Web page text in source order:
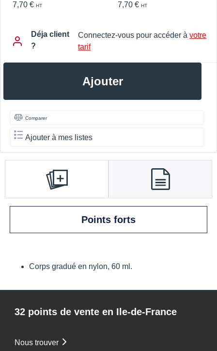
7,70 € HT 7,70 € HT
Déja client
?
Connectez-vous pour accéder àvotre
tarif
Ajouter
Comparer
Ajouter à mes listes
Points forts
Corps gradué en nylon, 60 ml.
32 points de vente en Ile-de-France
Nous trouver